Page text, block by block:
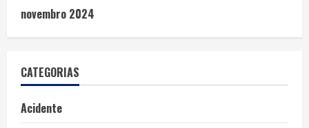
novembro 2024
CATEGORIAS
Acidente